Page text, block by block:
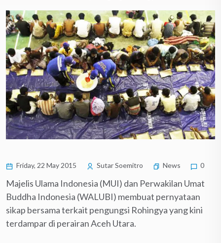
Friday, 22 May 2015 Sutar Soemitro News 0
Majelis Ulama Indonesia (MUI) dan Perwakilan Umat
Buddha Indonesia (WALUBI) ‎membuat pernyataan
sikap bersama terkait pengungsi Rohingya yang kini
terdampar di perairan Aceh Utara.